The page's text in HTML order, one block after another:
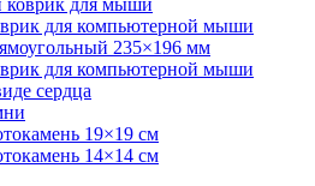
для компьютерной мыши
235×196 мм
для компьютерной мыши
сердца
19×19 см
14×14 см